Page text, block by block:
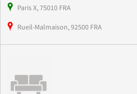
Paris X, 75010 FRA
Rueil-Malmaison, 92500 FRA